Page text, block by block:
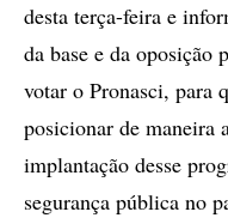
desta terça-feira e
da base e da oposição
votar o Pronasci, para
posicionar de maneira
implantação desse
segurança pública no